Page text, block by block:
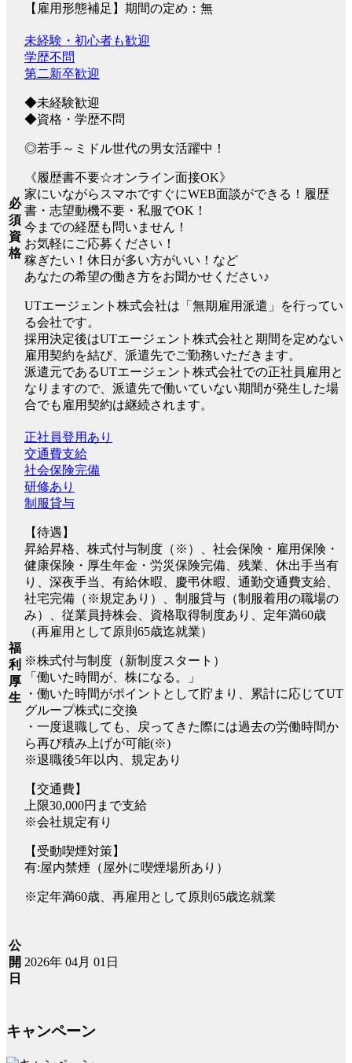
【雇用形態補足】期間の定め：無
必
須
資
格
未経験・初心者も歓迎
学歴不問
第二新卒歓迎
◆未経験歓迎
◆資格・学歴不問
◎若手～ミドル世代の男女活躍中！
《履歴書不要☆オンライン面接OK》
家にいながらスマホですぐにWEB面談ができる！履歴
書・志望動機不要・私服でOK！
今までの経歴も問いません！
お気軽にご応募ください！
稼ぎたい！休日が多い方がいい！など
あなたの希望の働き方をお聞かせください♪
UTエージェント株式会社は「無期雇用派遣」を行ってい
る会社です。
採用決定後はUTエージェント株式会社と期間を定めない
雇用契約を結び、派遣先でご勤務いただきます。
派遣元であるUTエージェント株式会社での正社員雇用と
なりますので、派遣先で働いていない期間が発生した場
合でも雇用契約は継続されます。
福
利
厚
生
正社員登用あり
交通費支給
社会保険完備
研修あり
制服貸与
【待遇】
昇給昇格、株式付与制度（※）、社会保険・雇用保険・
健康保険・厚生年金・労災保険完備、残業、休出手当有
り、深夜手当、有給休暇、慶弔休暇、通勤交通費支給、
社宅完備（※規定あり）、制服貸与（制服着用の職場の
み）、従業員持株会、資格取得制度あり、定年満60歳
（再雇用として原則65歳迄就業）
※株式付与制度（新制度スタート）
「働いた時間が、株になる。」
・働いた時間がポイントとして貯まり、累計に応じてUT
グループ株式に交換
・一度退職しても、戻ってきた際には過去の労働時間か
ら再び積み上げが可能(※)
※退職後5年以内、規定あり
【交通費】
上限30,000円まで支給
※会社規定有り
【受動喫煙対策】
有:屋内禁煙（屋外に喫煙場所あり）
※定年満60歳、再雇用として原則65歳迄就業
公
開
日
2026年 04月 01日
キャンペーン